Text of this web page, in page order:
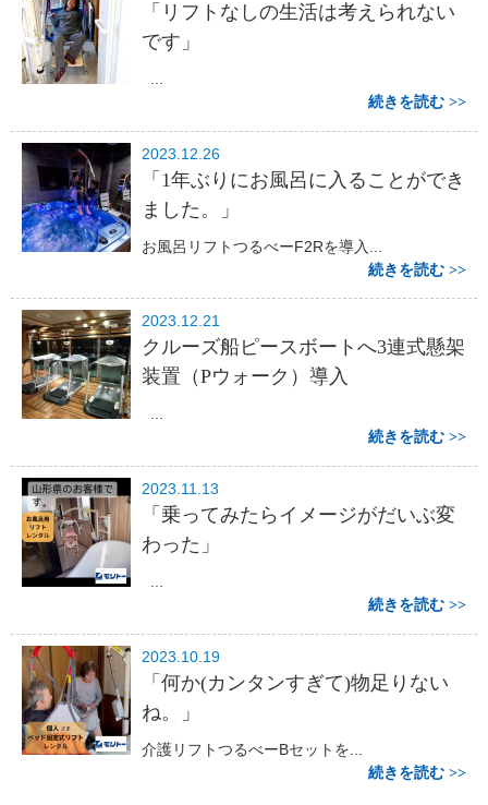
「リフトなしの生活は考えられない
です」
続きを読む
2023.12.26
「1年ぶりにお風呂に入ることができ
ました。」
お風呂リフトつるべーF2Rを導入...
続きを読む
2023.12.21
クルーズ船ピースボートへ3連式懸架
装置（Pウォーク）導入
...
続きを読む
2023.11.13
「乗ってみたらイメージがだいぶ変
わった」
続きを読む
2023.10.19
「何か(カンタンすぎて)物足りない
ね。」
介護リフトつるべーBセットを...
続きを読む